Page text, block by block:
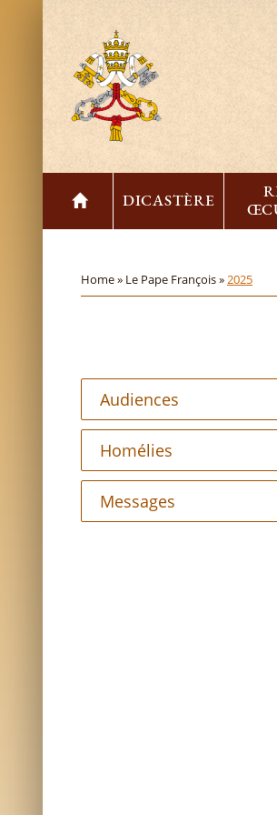
DICASTÈRE
Home » Le Pape François »2025
Audiences
Homélies
Messages